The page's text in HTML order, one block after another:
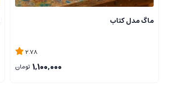
ماگ مدل کتاب
2.78
1,100,000 تومان